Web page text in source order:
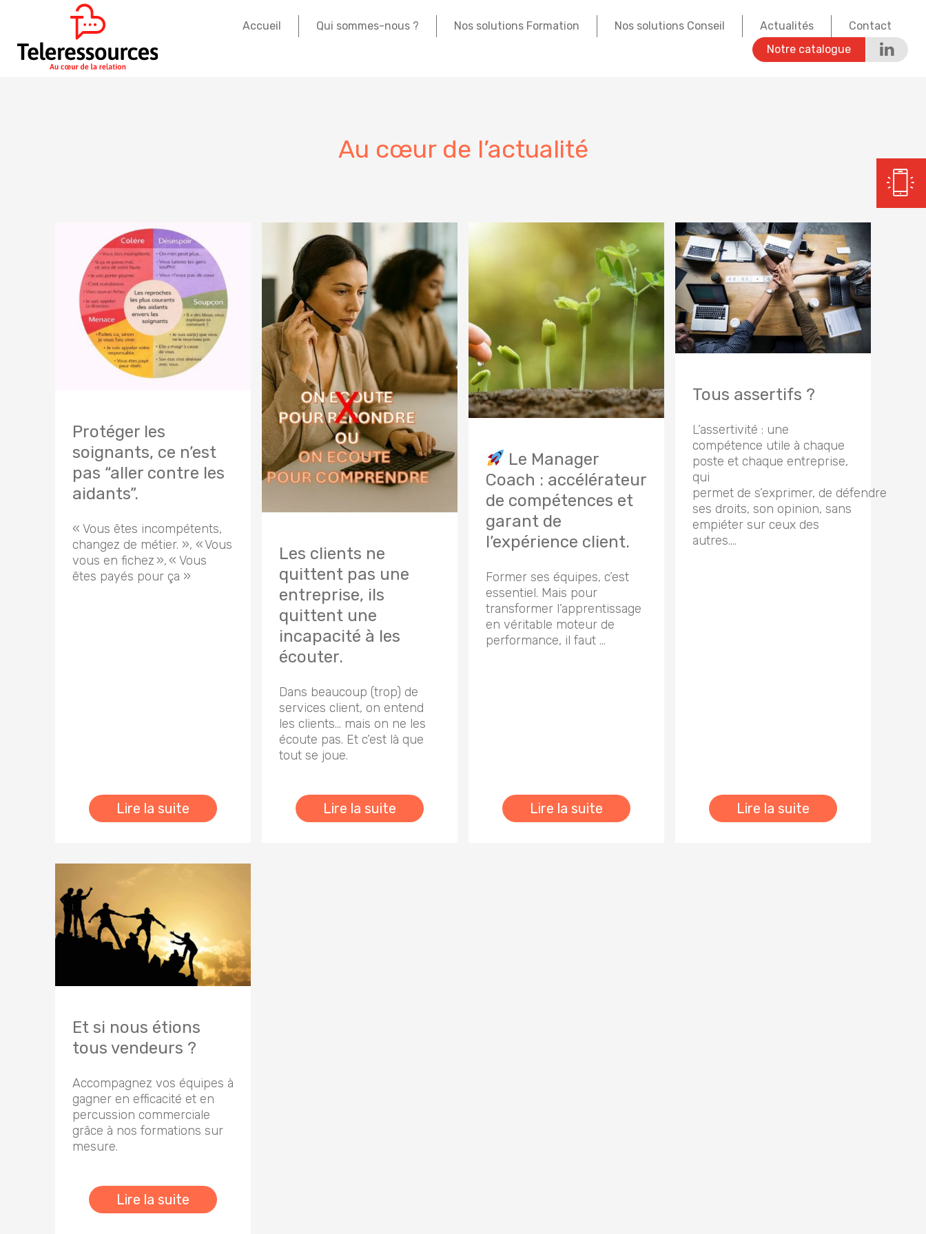
Accueil Qui sommes-nous ? Nos solutions Formation Nos solutions Conseil Actualités
Contact
Notre catalogue
Au cœur de l’actualité
Protéger les
soignants, ce n’est
pas “aller contre les
aidants”.
« Vous êtes incompétents,
changez de métier. », « Vous
vous en fichez », « Vous
êtes payés pour ça »
Lire la suite
Les clients ne
quittent pas une
entreprise, ils
quittent une
incapacité à les
écouter.
Dans beaucoup (trop) de
services client, on entend
les clients… mais on ne les
écoute pas. Et c’est là que
tout se joue.
Lire la suite
Le Manager
Coach : accélérateur
de compétences et
garant de
l’expérience client.
Former ses équipes, c’est
essentiel. Mais pour
transformer l’apprentissage
en véritable moteur de
performance, il faut …
Lire la suite
Tous assertifs ?
L’assertivité : une
compétence utile à chaque
poste et chaque entreprise,
qui
permet de s’exprimer, de défendre
ses droits, son opinion, sans
empiéter sur ceux des
autres….
Lire la suite
Et si nous étions
tous vendeurs ?
Accompagnez vos équipes à
gagner en efficacité et en
percussion commerciale
grâce à nos formations sur
mesure.
Lire la suite